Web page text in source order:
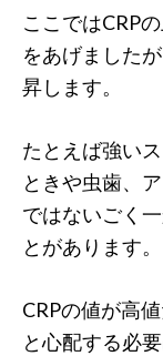
ここではCRP
をあげました
昇します。
たとえば強い
ときや虫歯、
ではないごく
とがあります。
CRPの値が高
と心配する必